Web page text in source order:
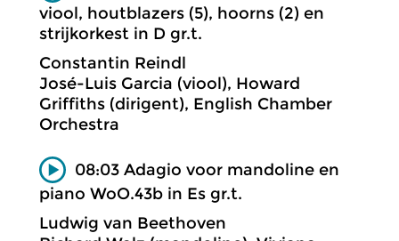
viool, houtblazers (5), hoorns (2) en
strijkorkest in D gr.t.
Constantin Reindl
José-Luis Garcia (viool), Howard
Griffiths (dirigent), English Chamber
Orchestra
08:03 Adagio voor mandoline en
piano WoO.43b in Es gr.t.
Ludwig van Beethoven